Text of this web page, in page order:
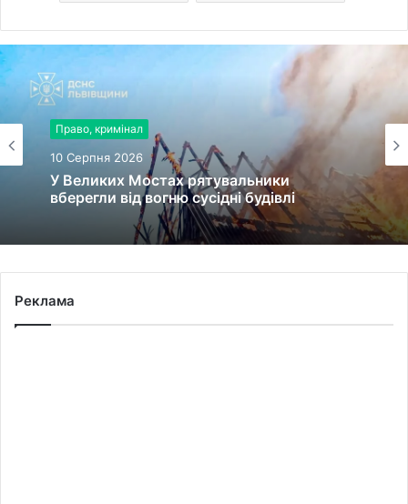
10 Серпня 2026
У Великих Мостах рятувальники
10 Серпня 2026
У Дрогобичі рятувальники запобігли
Реклама